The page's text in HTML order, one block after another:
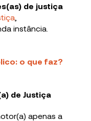
de justiça
instância.
o que faz?
de Justiça
apenas a